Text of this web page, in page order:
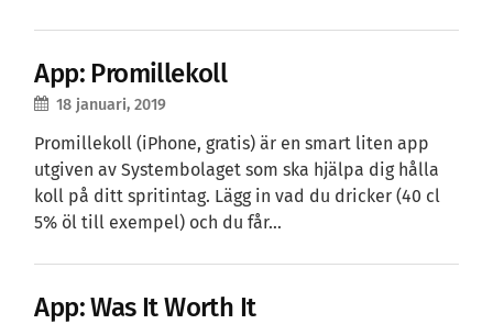
App: Promillekoll
18 januari, 2019
Promillekoll (iPhone, gratis) är en smart liten app
utgiven av Systembolaget som ska hjälpa dig hålla
koll på ditt spritintag. Lägg in vad du dricker (40 cl
5% öl till exempel) och du får…
App: Was It Worth It